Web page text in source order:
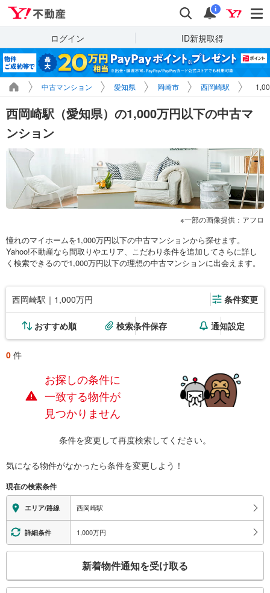
検索 通知
i
ログイン ID新規取得
中古マンション 愛知県 岡崎市 西岡崎駅
西岡崎駅（愛知県）の1,000万円以下の中古マ
ンション
一部の画像提供：アフロ
憧れのマイホームを1,000万円以下の中古マンションから探せます。
Yahoo!不動産なら間取りやエリア、こだわり条件を追加してさらに詳し
く検索できるので1,000万円以下の理想の中古マンションに出会えます。
西岡崎駅｜1,000万円 条件変更
おすすめ順 検索条件保存 通知設定
0 件
お探しの条件に
一致する物件が
見つかりません
条件を変更して再度検索してください。
気になる物件がなかったら条件を変更しよう！
現在の検索条件
エリア/路線 西岡崎駅
詳細条件 1,000万円
検
新着物件通知を受け取る